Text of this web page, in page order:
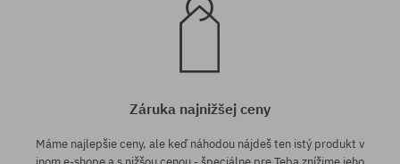
Záruka najnižšej ceny
Máme najlepšie ceny, ale keď náhodou nájdeš ten istý produkt v